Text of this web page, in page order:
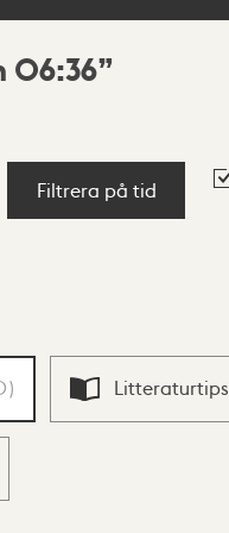
06:36
Filtrera på tid
) Litteraturtips